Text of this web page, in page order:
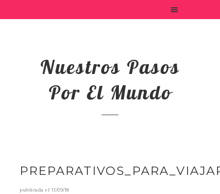
Nuestros Pasos
Por El Mundo
publicada el13/09/18